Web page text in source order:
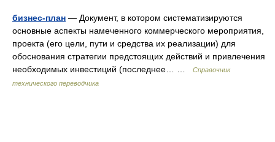
бизнес-план — Документ, в котором систематизируются
основные аспекты намеченного коммерческого мероприятия,
проекта (его цели, пути и средства их реализации) для
обоснования стратегии предстоящих действий и привлечения
необходимых инвестиций (последнее… …
Справочник
технического переводчика